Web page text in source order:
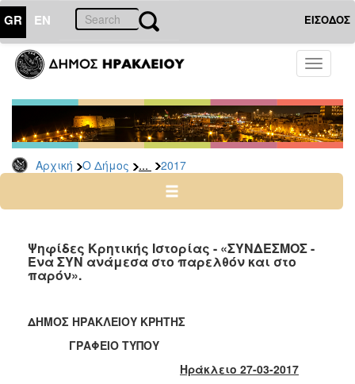
GR EN ΕΙΣΟΔΟΣ
Toggle
Αρχική Ο Δήμος ... 2017
ΔΗΜΟΣ
Δελτία
Τύπου
Αρχείο
2026
2024
2022
Ψηφίδες Κρητικής Ιστορίας - «ΣΥΝΔΕΣΜΟΣ -
Ένα ΣΥΝ ανάμεσα στο παρελθόν και στο
παρόν».
ΔΗΜΟΣ ΗΡΑΚΛΕΙΟΥ ΚΡΗΤΗΣ
ΓΡΑΦΕΙΟ ΤΥΠΟΥ
Ηράκλειο 27-03-2017